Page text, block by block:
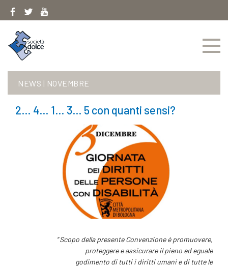
NEWS | NOVEMBRE
2… 4… 1… 3… 5 con quanti sensi?
“Scopo della presente Convenzione è promuovere,
proteggere e assicurare il pieno ed eguale
godimento di tutti i diritti umani e di tutte le